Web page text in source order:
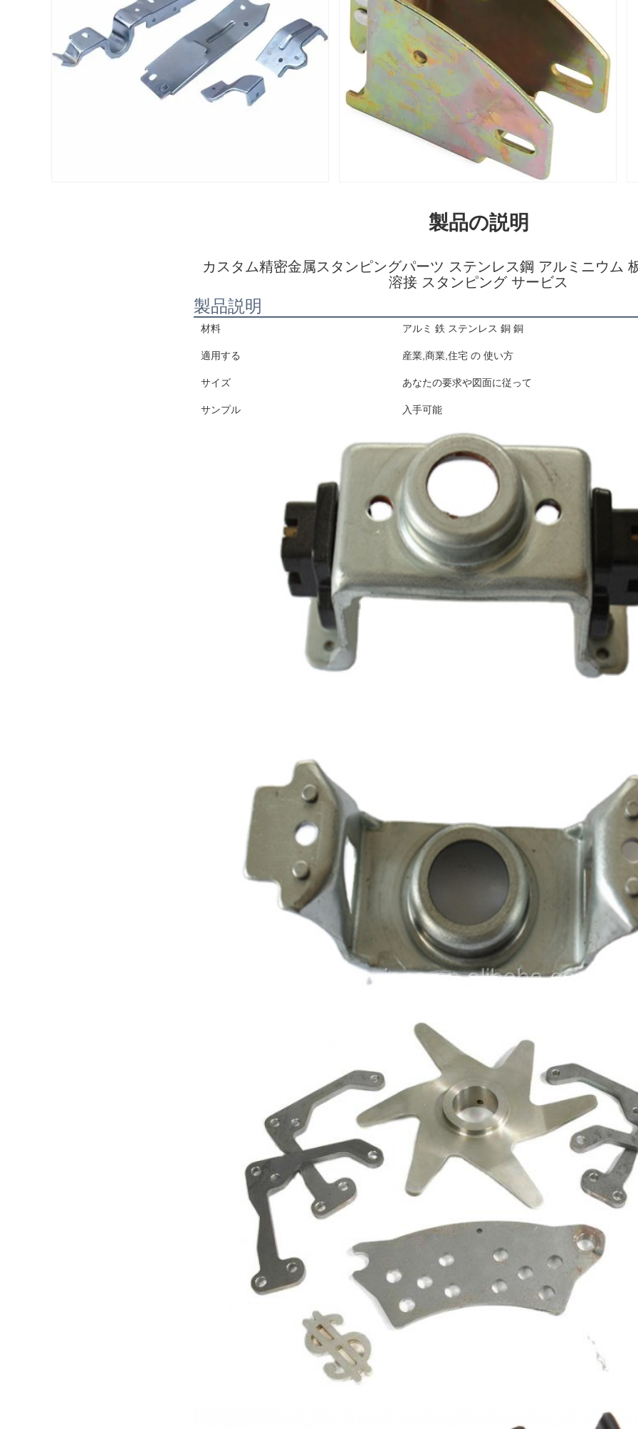
製品の説明
カスタム精密金属スタンピングパーツ ステンレス鋼 アルミニウム
溶接 スタンピング サービス
製品説明
材料 アルミ 鉄 ステンレス 銅 銅
適用する 産業,商業,住宅 の 使い方
サイズ あなたの要求や図面に従って
サンプル 入手可能